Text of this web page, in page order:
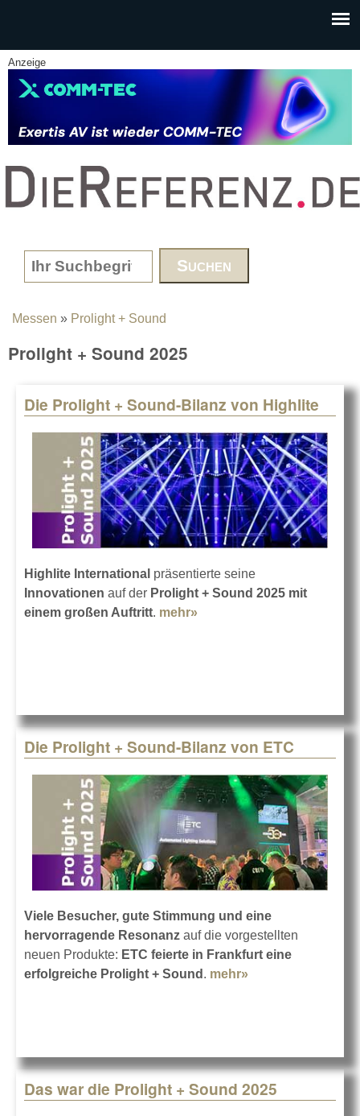
Anzeige
www.DieReferenz.de
Search form
You are here
Messen » Prolight + Sound
Prolight + Sound 2025
Die Prolight + Sound-Bilanz von Highlite
Highlite International präsentierte seine
Innovationen auf der Prolight + Sound 2025 mit
einem großen Auftritt. mehr»
Die Prolight + Sound-Bilanz von ETC
Viele Besucher, gute Stimmung und eine
hervorragende Resonanz auf die vorgestellten
neuen Produkte: ETC feierte in Frankfurt eine
erfolgreiche Prolight + Sound . mehr»
Das war die Prolight + Sound 2025